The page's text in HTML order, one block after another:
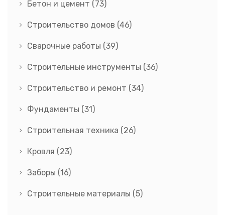
Бетон и цемент (73)
Строительство домов (46)
Сварочные работы (39)
Строительные инструменты (36)
Строительство и ремонт (34)
Фундаменты (31)
Строительная техника (26)
Кровля (23)
Заборы (16)
Строительные материалы (5)